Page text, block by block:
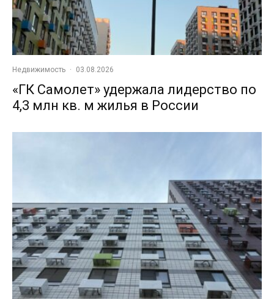
Недвижимость · 03.08.2026
«ГК Самолет» удержала лидерство по
4,3 млн кв. м жилья в России